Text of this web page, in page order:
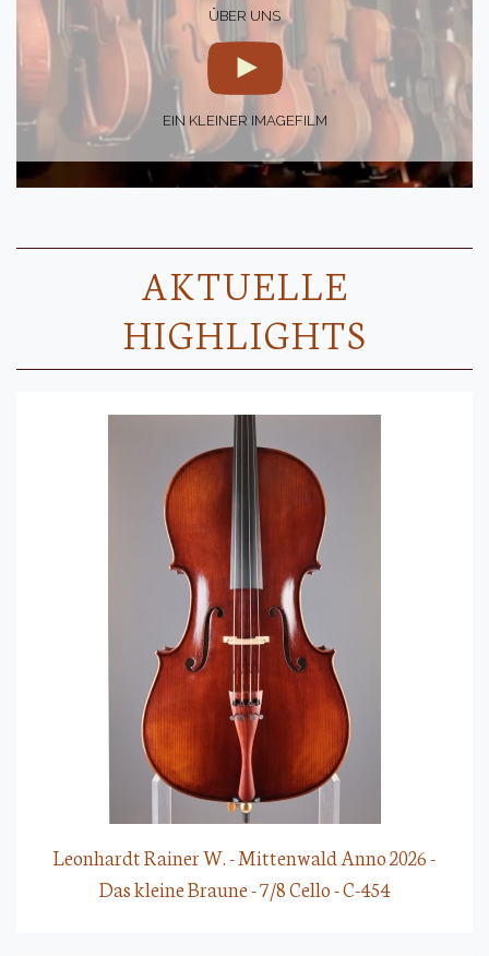
ÜBER UNS
EIN KLEINER IMAGEFILM
AKTUELLE
HIGHLIGHTS
Leonhardt Rainer W. - Mittenwald Anno 2026 -
Das kleine Braune - 7/8 Cello - C-454